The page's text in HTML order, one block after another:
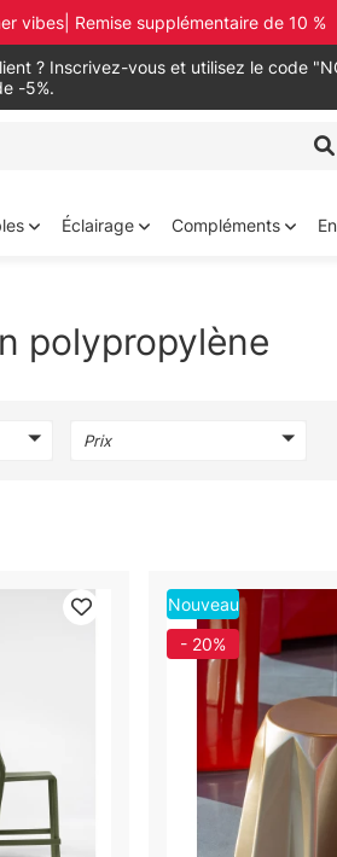
vibes| Remise supplémentaire de 10 %
? Inscrivez-vous et utilisez le code
-5%.
Éclairage Compléments
polypropylène
Prix
Nouveau
- 20%